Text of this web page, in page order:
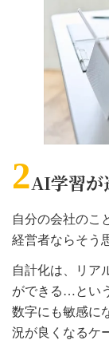
2AI学習が
自分の会社のこ
経営者ならそう
自計化は、リア
ができる…とい
数字にも敏感に
況が良くなるケ